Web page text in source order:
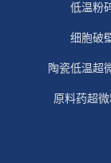
低温粉
细胞破
陶瓷低温超
原料药超